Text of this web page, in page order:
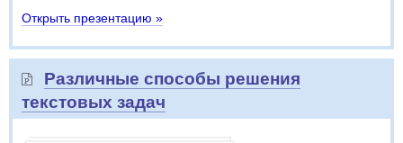
Открыть презентацию »
Различные способы решения
текстовых задач